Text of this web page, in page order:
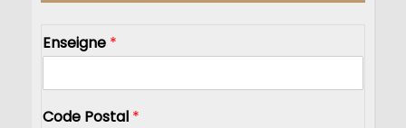
Enseigne *
Code Postal *